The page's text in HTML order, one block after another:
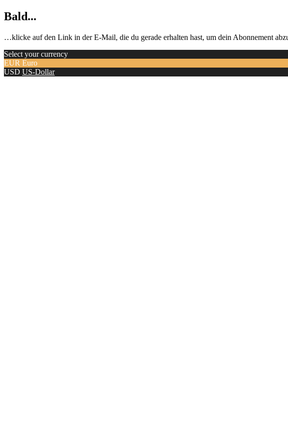
Bald...
…klicke auf den Link in der E-Mail, die du gerade erhalten hast, um dein Abonnement
Select your currency
EUR Euro
USD US-Dollar